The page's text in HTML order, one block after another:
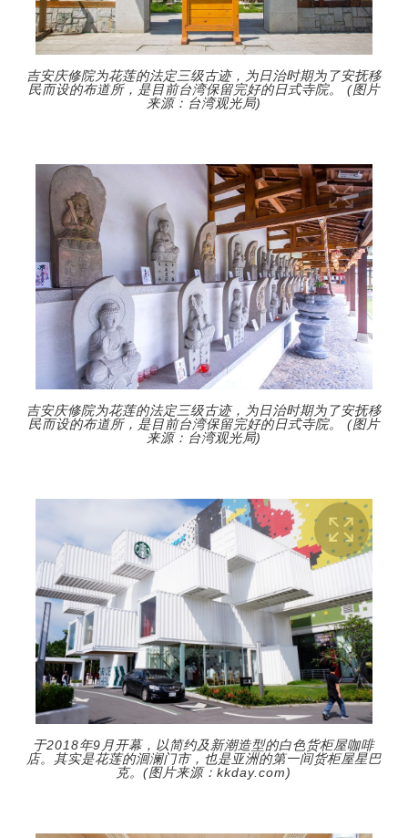
吉安庆修院为花莲的法定三级古迹，为日治时期为了安抚移
民而设的布道所，是目前台湾保留完好的日式寺院。 (图片
来源：台湾观光局)
吉安庆修院为花莲的法定三级古迹，为日治时期为了安抚移
民而设的布道所，是目前台湾保留完好的日式寺院。 (图片
来源：台湾观光局)
于2018年9月开幕，以简约及新潮造型的白色货柜屋咖啡
店。其实是花莲的洄澜门市，也是亚洲的第一间货柜屋星巴
克。(图片来源：kkday.com)